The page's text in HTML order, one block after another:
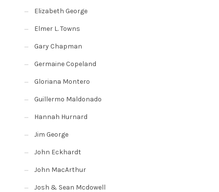
Elizabeth George
Elmer L. Towns
Gary Chapman
Germaine Copeland
Gloriana Montero
Guillermo Maldonado
Hannah Hurnard
Jim George
John Eckhardt
John MacArthur
Josh & Sean Mcdowell